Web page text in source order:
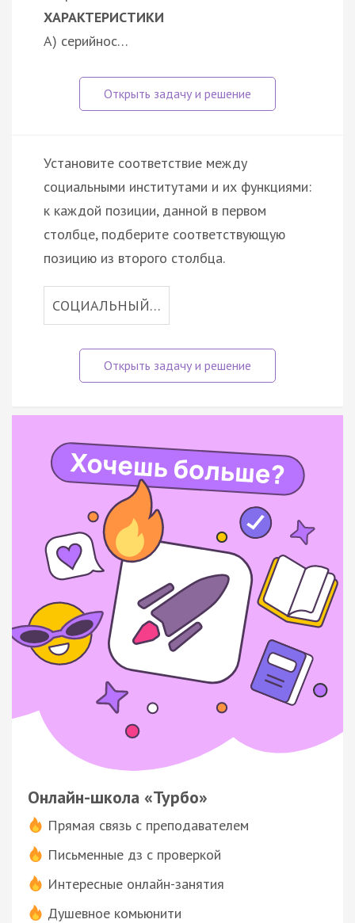
ХАРАКТЕРИСТИКИ
А) серийнос…
Установите соответствие между
социальными институтами и их функциями:
к каждой позиции, данной в первом
столбце, подберите соответствующую
позицию из второго столбца.
СОЦИАЛЬНЫЙ…
Онлайн-школа «Турбо»
Прямая связь с преподавателем
Письменные дз с проверкой
Интересные онлайн-занятия
Душевное комьюнити